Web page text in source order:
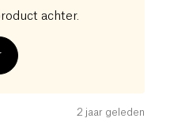
achter.
2 jaar geleden